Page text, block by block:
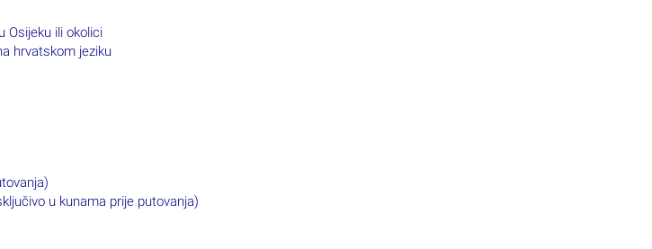
Osijeku ili okolici
hrvatskom jeziku
u kunama prije putovanja)